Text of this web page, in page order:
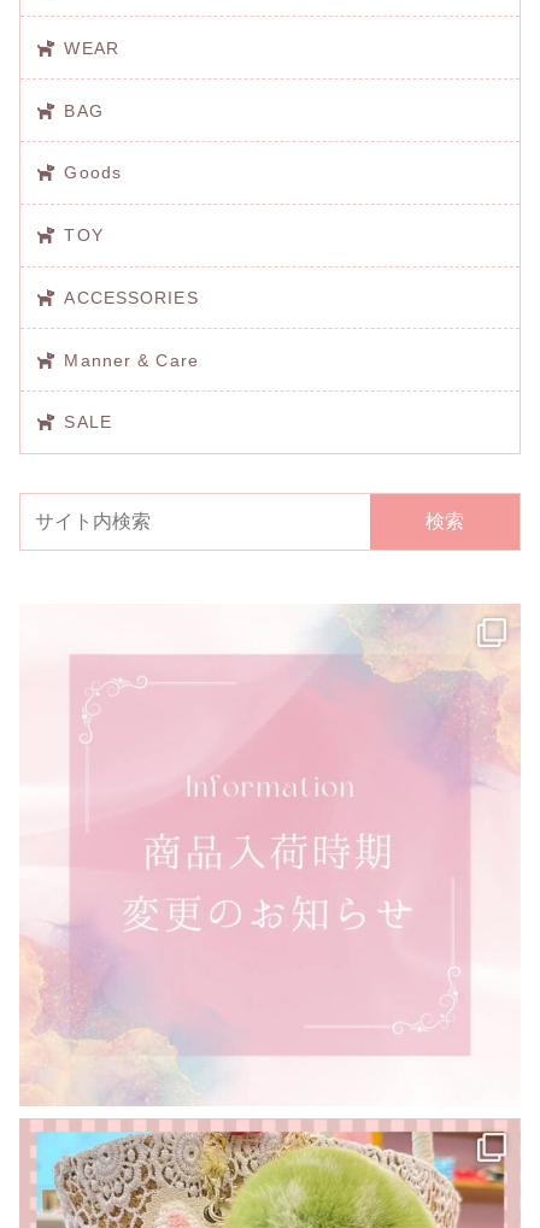
WEAR
BAG
Goods
TOY
ACCESSORIES
Manner & Care
SALE
検索